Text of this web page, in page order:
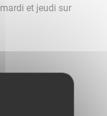
mardi et jeudi sur